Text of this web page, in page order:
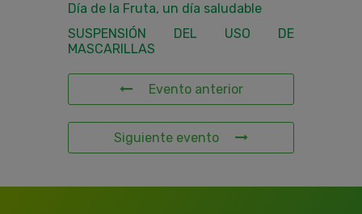
Día de la Fruta, un día saludable
SUSPENSIÓN DEL USO DE
MASCARILLAS
Evento anterior
Siguiente evento